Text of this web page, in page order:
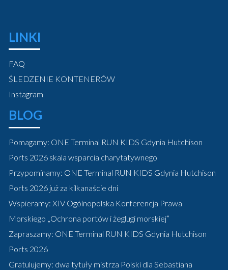
LINKI
FAQ
ŚLEDZENIE KONTENERÓW
Instagram
BLOG
Pomagamy: ONE Terminal RUN KIDS Gdynia Hutchison
Ports 2026 skala wsparcia charytatywnego
Przypominamy: ONE Terminal RUN KIDS Gdynia Hutchison
Ports 2026 już za kilkanaście dni
Wspieramy: XIV Ogólnopolska Konferencja Prawa
Morskiego „Ochrona portów i żeglugi morskiej”
Zapraszamy: ONE Terminal RUN KIDS Gdynia Hutchison
Ports 2026
Gratulujemy: dwa tytuły mistrza Polski dla Sebastiana